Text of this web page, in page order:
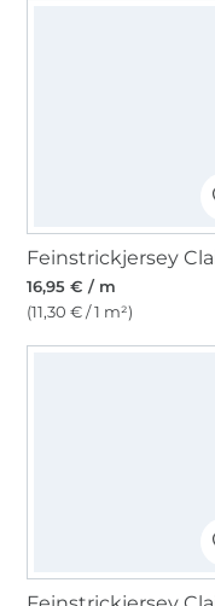
16,95 € / m
(11,30 € / 1 m²)